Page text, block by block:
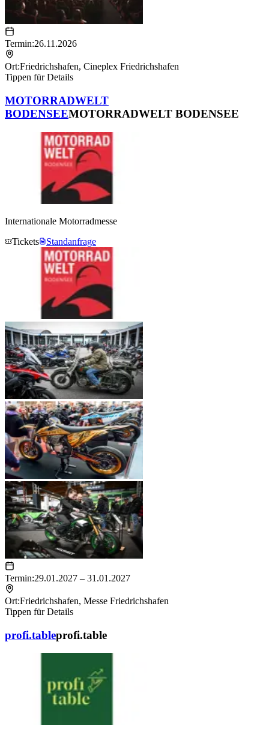
Termin:26.11.2026
Ort:Friedrichshafen, Cineplex Friedrichshafen
Tippen für Details
MOTORRADWELT
BODENSEEMOTORRADWELT BODENSEE
Internationale Motorradmesse
Tickets
Standanfrage
Termin:29.01.2027 – 31.01.2027
Ort:Friedrichshafen, Messe Friedrichshafen
Tippen für Details
profi.tableprofi.table